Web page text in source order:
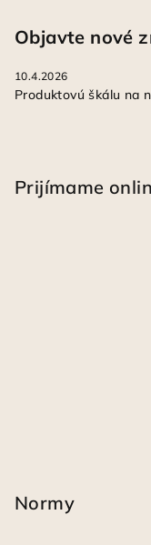
Objavte nové
10.4.2026
Produktovú škálu na
Prijímame
Normy